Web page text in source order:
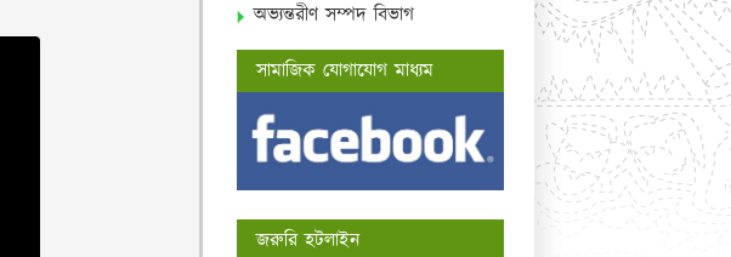
অভ্যন্তরীণ সম্পদ বিভাগ
সামাজিক যোগাযোগ মাধ্যম
জরুরি হটলাইন